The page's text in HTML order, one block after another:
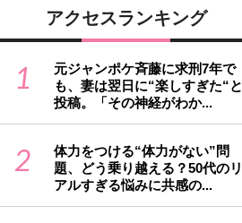
アクセスランキング
1
元ジャンポケ斉藤に求刑7年で
も、妻は翌日に“楽しすぎた“と
投稿。「その神経がわか...
2
体力をつける“体力がない”問
題、どう乗り越える？50代のリ
アルすぎる悩みに共感の...